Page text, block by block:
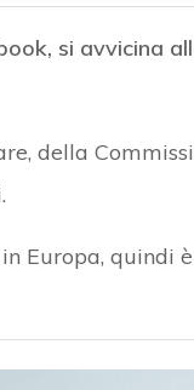
si avvicina
della
Europa, quindi